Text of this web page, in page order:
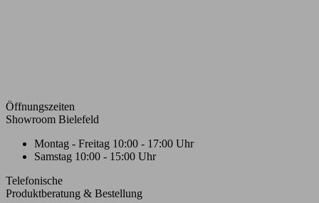
Öffnungszeiten
Showroom Bielefeld
Montag - Freitag 10:00 - 17:00 Uhr
Samstag 10:00 - 15:00 Uhr
Telefonische
Produktberatung & Bestellung